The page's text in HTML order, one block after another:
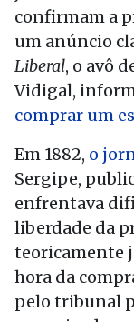
confirmam a
um anúncio
Liberal, o avô
Vidigal,
comprar um
Em 1882, o
Sergipe,
enfrentava
liberdade da
teoricamente
hora da
pelo tribunal